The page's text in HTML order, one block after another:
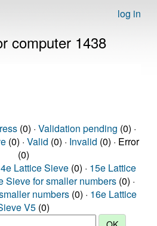
log in
computer 1438
(0) · Validation pending (0) ·
(0) · Valid (0) · Invalid (0) · Error
(0)
Lattice Sieve (0) · 15e Lattice
Sieve for smaller numbers (0) ·
numbers (0) · 16e Lattice
V5 (0)